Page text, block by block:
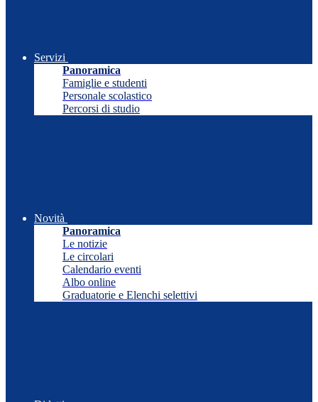
Servizi
Panoramica
Famiglie e studenti
Personale scolastico
Percorsi di studio
Novità
Panoramica
Le notizie
Le circolari
Calendario eventi
Albo online
Graduatorie e Elenchi selettivi